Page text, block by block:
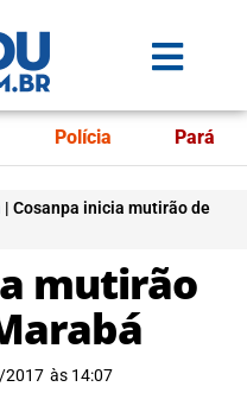
Polícia Pará
| Cosanpa inicia mutirão de
mutirão
2017 às 14:07